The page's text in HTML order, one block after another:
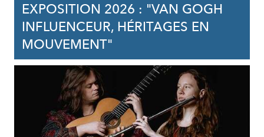
EXPOSITION 2026 : "VAN GOGH
INFLUENCEUR, HÉRITAGES EN
MOUVEMENT"